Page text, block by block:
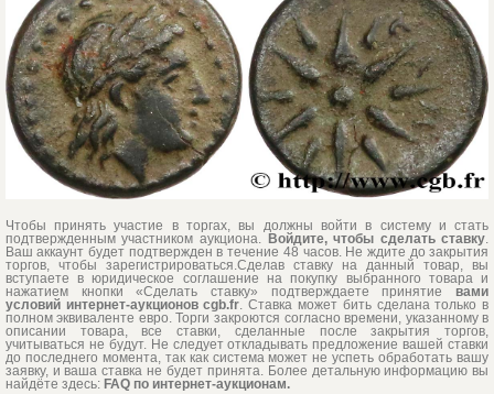
Чтобы принять участие в торгах, вы должны войти в систему и стать
подтвержденным участником аукциона. Войдите, чтобы сделать ставку.
Ваш аккаунт будет подтвержден в течение 48 часов. Не ждите до закрытия
торгов, чтобы зарегистрироваться.Сделав ставку на данный товар, вы
вступаете в юридическое соглашение на покупку выбранного товара и
нажатием кнопки «Сделать ставку» подтверждаете принятие вами
условий интернет-аукционов cgb.fr. Ставка может бить сделана только в
полном эквиваленте евро. Торги закроются согласно времени, указанному в
описании товара, все ставки, сделанные после закрытия торгов,
учитываться не будут. Не следует откладывать предложение вашей ставки
до последнего момента, так как система может не успеть обработать вашу
заявку, и ваша ставка не будет принята. Более детальную информацию вы
найдёте здесь: FAQ по интернет-аукционам.